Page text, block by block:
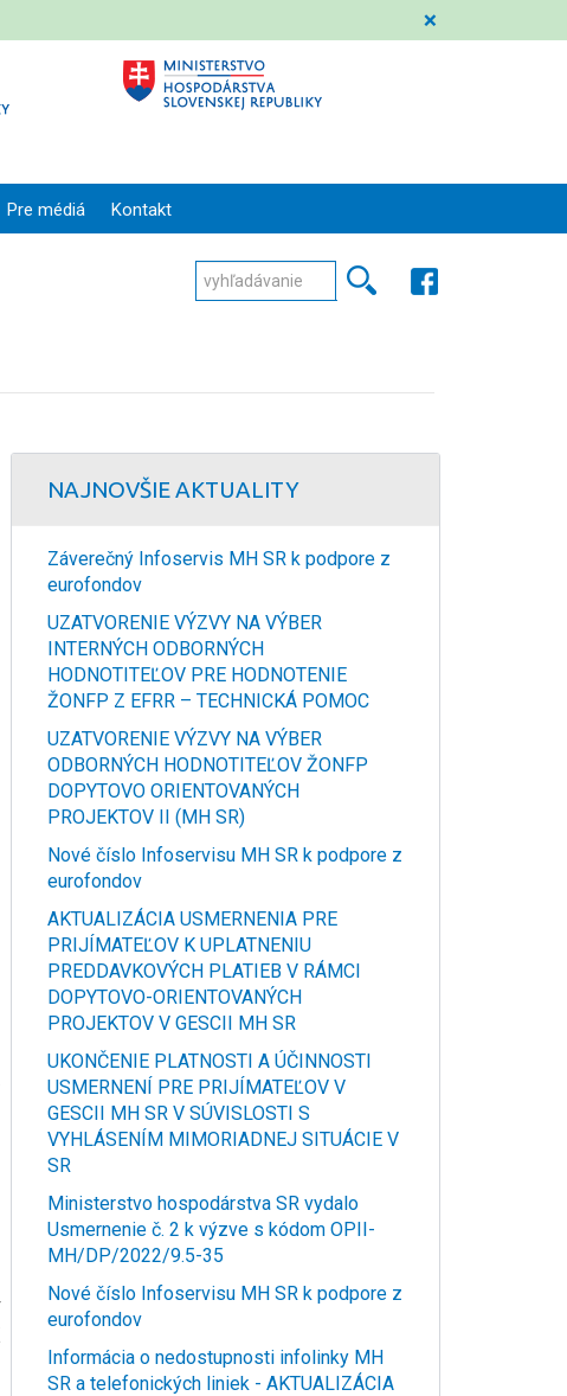
❌
Pre médiá Kontakt
NAJNOVŠIE AKTUALITY
Záverečný Infoservis MH SR k podpore z
eurofondov
UZATVORENIE VÝZVY NA VÝBER
INTERNÝCH ODBORNÝCH
HODNOTITEĽOV PRE HODNOTENIE
ŽONFP Z EFRR – TECHNICKÁ POMOC
UZATVORENIE VÝZVY NA VÝBER
ODBORNÝCH HODNOTITEĽOV ŽONFP
DOPYTOVO ORIENTOVANÝCH
PROJEKTOV II (MH SR)
Nové číslo Infoservisu MH SR k podpore z
eurofondov
AKTUALIZÁCIA USMERNENIA PRE
PRIJÍMATEĽOV K UPLATNENIU
PREDDAVKOVÝCH PLATIEB V RÁMCI
DOPYTOVO-ORIENTOVANÝCH
PROJEKTOV V GESCII MH SR
UKONČENIE PLATNOSTI A ÚČINNOSTI
USMERNENÍ PRE PRIJÍMATEĽOV V
GESCII MH SR V SÚVISLOSTI S
VYHLÁSENÍM MIMORIADNEJ SITUÁCIE V
SR
Ministerstvo hospodárstva SR vydalo
Usmernenie č. 2 k výzve s kódom OPII-
MH/DP/2022/9.5-35
Nové číslo Infoservisu MH SR k podpore z
eurofondov
Informácia o nedostupnosti infolinky MH
SR a telefonických liniek - AKTUALIZÁCIA